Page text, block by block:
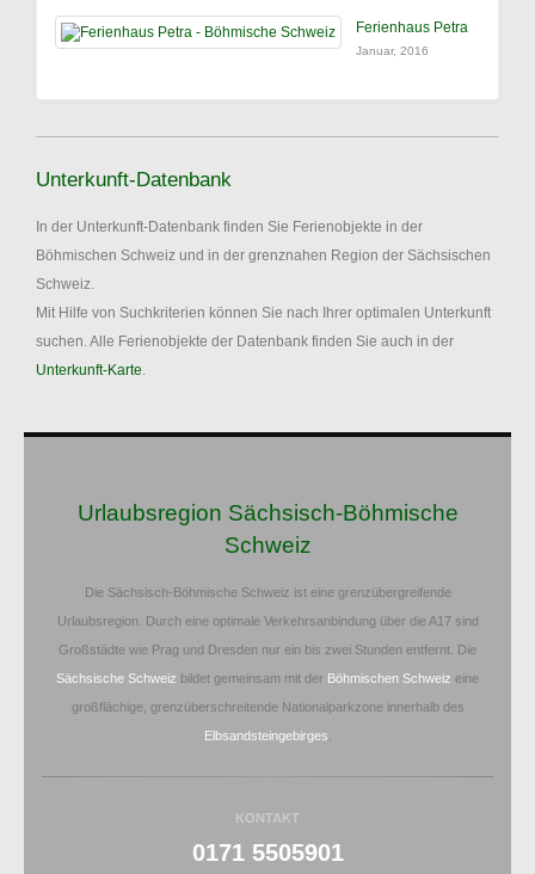
Ferienhaus Petra
Januar, 2016
Unterkunft-Datenbank
In der Unterkunft-Datenbank finden Sie Ferienobjekte in der
Böhmischen Schweiz und in der grenznahen Region der Sächsischen
Schweiz.
Mit Hilfe von Suchkriterien können Sie nach Ihrer optimalen Unterkunft
suchen. Alle Ferienobjekte der Datenbank finden Sie auch in der
Unterkunft-Karte.
Urlaubsregion Sächsisch-Böhmische
Schweiz
Die Sächsisch-Böhmische Schweiz ist eine grenzübergreifende
Urlaubsregion. Durch eine optimale Verkehrsanbindung über die A17 sind
Großstädte wie Prag und Dresden nur ein bis zwei Stunden entfernt. Die
Sächsische Schweiz bildet gemeinsam mit der Böhmischen Schweiz eine
großflächige, grenzüberschreitende Nationalparkzone innerhalb des
Elbsandsteingebirges
KONTAKT
0171 5505901